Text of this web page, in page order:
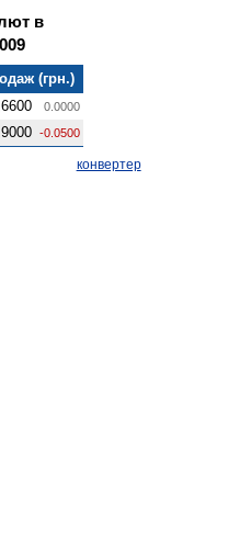
в
(грн.)
0.0000
-0.0500
конвертер